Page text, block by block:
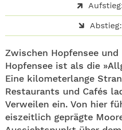
Abstieg:
Zwischen Hopfensee und
Hopfensee ist als die
Eine kilometerlange
Restaurants und Cafés
Verweilen ein. Von hier
eiszeitlich geprägte